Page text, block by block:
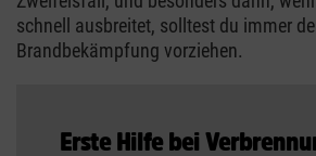
schnell ausbreitet, solltest du immer
Brandbekämpfung vorziehen.
Erste Hilfe bei